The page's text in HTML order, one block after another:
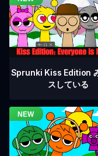
Sprunki Kiss Edition
スしている